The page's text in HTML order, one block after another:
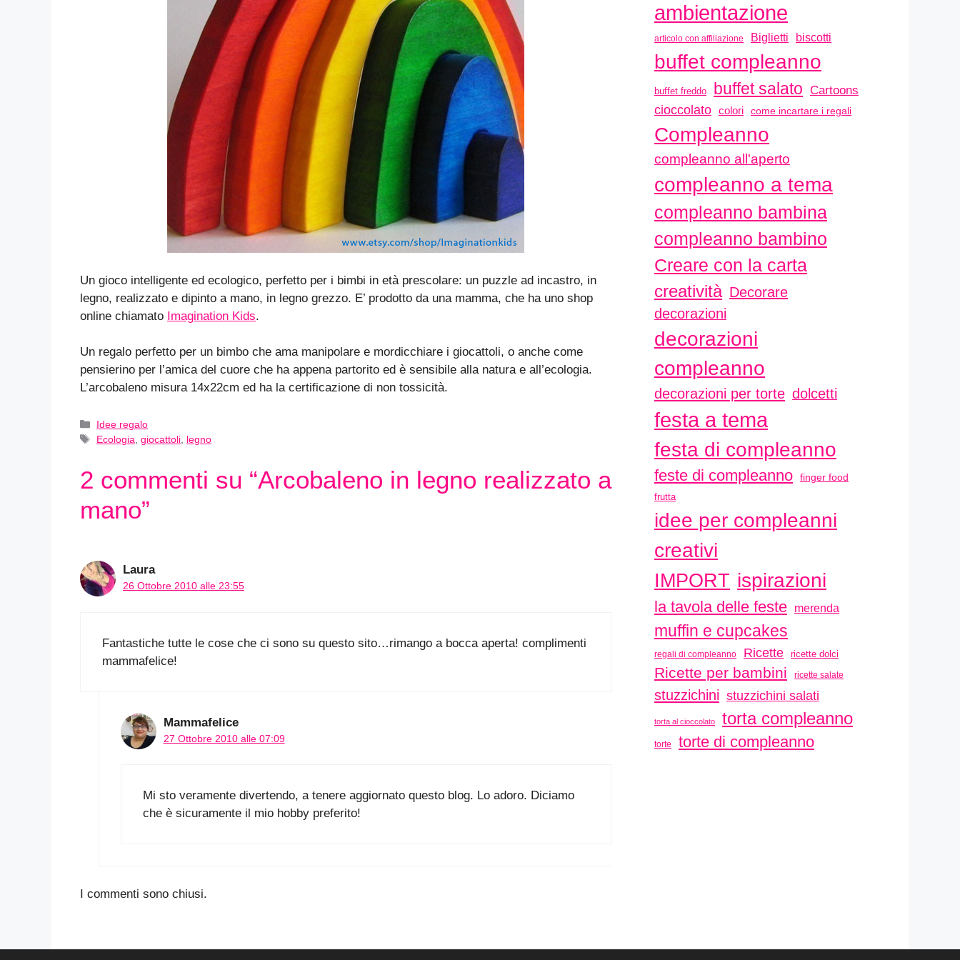
Un gioco intelligente ed ecologico, perfetto per i bimbi in età prescolare: un puzzle ad incastro, in
legno, realizzato e dipinto a mano, in legno grezzo. E’ prodotto da una mamma, che ha uno shop
online chiamato Imagination Kids.
Un regalo perfetto per un bimbo che ama manipolare e mordicchiare i giocattoli, o anche come
pensierino per l’amica del cuore che ha appena partorito ed è sensibile alla natura e all’ecologia.
L’arcobaleno misura 14x22cm ed ha la certificazione di non tossicità.
Categorie
Idee regalo
Tag
Ecologia ,giocattoli legno
2 commenti su “Arcobaleno in legno realizzato a
mano”
Laura
26 Ottobre 2010 alle 23:55
Fantastiche tutte le cose che ci sono su questo sito…rimango a bocca aperta! complimenti
mammafelice!
Mammafelice
27 Ottobre 2010 alle 07:09
Mi sto veramente divertendo, a tenere aggiornato questo blog. Lo adoro. Diciamo
che è sicuramente il mio hobby preferito!
I commenti sono chiusi.
ambientazione
articolo con affiliazione Biglietti biscotti
buffet compleanno
buffet freddo buffet salato Cartoons
cioccolato colori come incartare i regali
Compleanno
compleanno all'aperto
compleanno a tema
compleanno bambina
compleanno bambino
Creare con la carta
creatività Decorare
decorazioni
decorazioni
compleanno
decorazioni per torte dolcetti
festa a tema
festa di compleanno
feste di compleanno finger food
frutta
idee per compleanni
creativi
IMPORT ispirazioni
la tavola delle feste merenda
muffin e cupcakes
regali di compleanno Ricette ricette dolci
Ricette per bambini ricette salate
stuzzichini stuzzichini salati
torta al cioccolato torta compleanno
torte torte di compleanno